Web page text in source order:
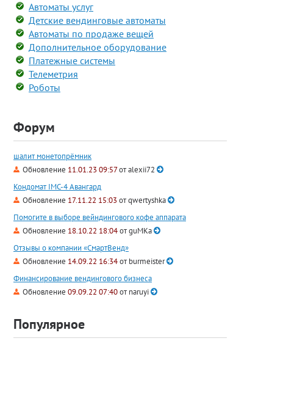
Автоматы услуг
Детские вендинговые автоматы
Автоматы по продаже вещей
Дополнительное оборудование
Платежные системы
Телеметрия
Роботы
Форум
шалит монетопрёмник
Обновление 11.01.23 09:57отalexii72
Кондомат IMC-4 Авангард
Обновление 17.11.22 15:03 отqwertyshka
Помогите в выборе вейндингового кофе аппарата
Обновление 18.10.22 18:04отguMKa
Отзывы о компании «СмартВенд»
Обновление 14.09.22 16:34отburmeister
Финансирование вендингового бизнеса
Обновление 09.09.22 07:40отnaruyi
Популярное